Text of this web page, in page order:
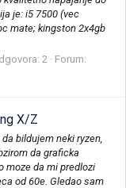
je: i5 7500 (vec
mate; kingston 2x4gb
2
Forum:
X/Z
bildujem neki ryzen,
da graficka
moze da mi predlozi
od 60e. Gledao sam